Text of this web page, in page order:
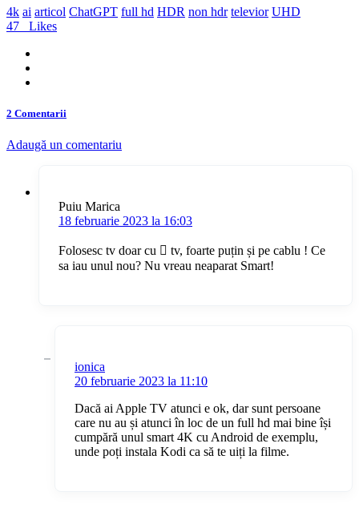
4k ai articol ChatGPT full hd HDR non hdr televior UHD
47
Likes
2 Comentarii
Adaugă un comentariu
Puiu Marica
18 februarie 2023 la 16:03
Folosesc tv doar cu  tv, foarte puțin și pe cablu ! Ce
sa iau unul nou? Nu vreau neaparat Smart!
ionica
20 februarie 2023 la 11:10
Dacă ai Apple TV atunci e ok, dar sunt persoane
care nu au și atunci în loc de un full hd mai bine își
cumpără unul smart 4K cu Android de exemplu,
unde poți instala Kodi ca să te uiți la filme.